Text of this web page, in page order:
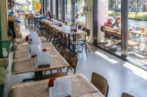
Heisessie
Hotel
Hybride events
Industriële locatie
Kasteel en landgoed
Kleine / intieme locatie